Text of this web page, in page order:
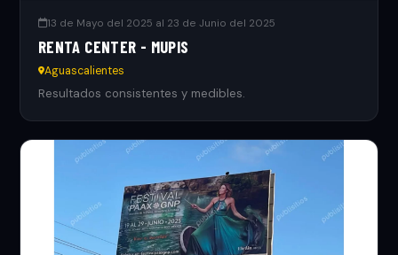
13 de Mayo del 2025 al 23 de Junio del 2025
RENTA CENTER - MUPIS
Aguascalientes
Resultados consistentes y medibles.